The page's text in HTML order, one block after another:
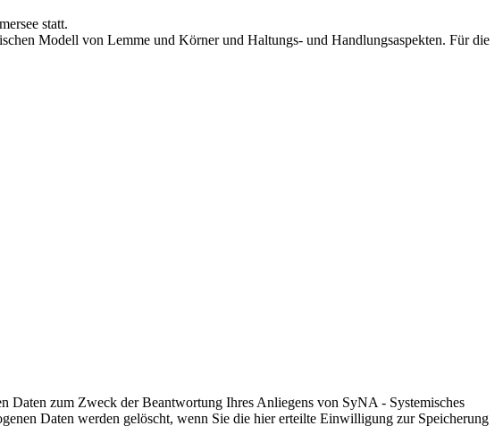
statt.
Modell von Lemme und Körner und Haltungs- und Handlungsaspekten. Für die
Daten zum Zweck der Beantwortung Ihres Anliegens von SyNA - Systemisches
Daten werden gelöscht, wenn Sie die hier erteilte Einwilligung zur Speicherung